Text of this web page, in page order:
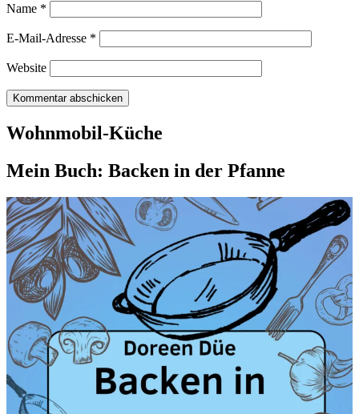
Name *
E-Mail-Adresse *
Website
Wohnmobil-Küche
Mein Buch: Backen in der Pfanne